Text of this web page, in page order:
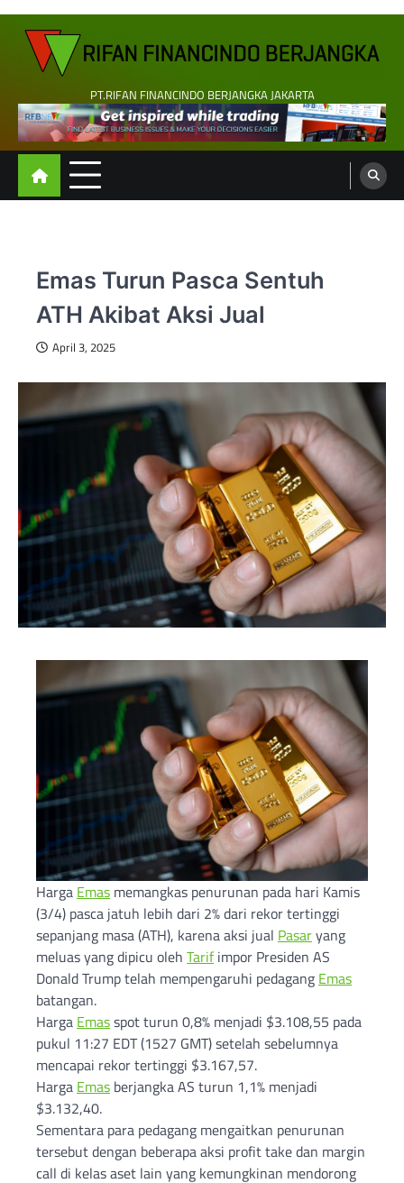
Skip
content
PT.RIFAN FINANCINDO BERJANGKA JAKARTA
Emas Turun Pasca Sentuh
ATH Akibat Aksi Jual
April 3, 2025
Harga Emas memangkas penurunan pada hari Kamis
(3/4) pasca jatuh lebih dari 2% dari rekor tertinggi
sepanjang masa (ATH), karena aksi jual Pasaryang
meluas yang dipicu oleh Tarifimpor Presiden AS
Donald Trump telah mempengaruhi pedagang Emas
batangan.
Harga Emasspot turun 0,8% menjadi $3.108,55 pada
pukul 11:27 EDT (1527 GMT) setelah sebelumnya
mencapai rekor tertinggi $3.167,57.
Harga Emas berjangka AS turun 1,1% menjadi
$3.132,40.
Sementara para pedagang mengaitkan penurunan
tersebut dengan beberapa aksi profit take dan margin
call di kelas aset lain yang kemungkinan mendorong